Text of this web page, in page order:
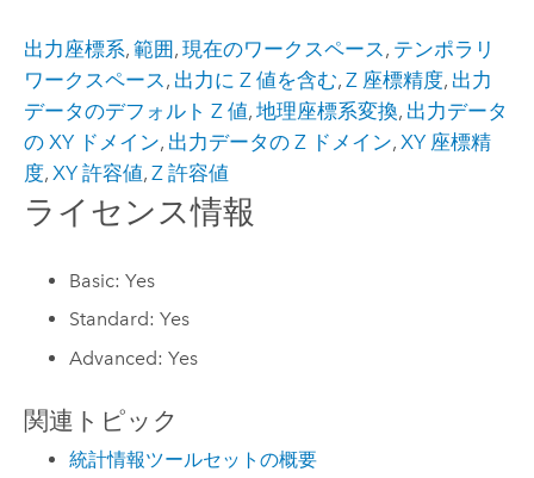
出力座標系, 範囲, 現在のワークスペース , テンポラリ
ワークスペース , 出力に Z 値を含む, Z 座標精度, 出力
データのデフォルト Z 値, 地理座標系変換, 出力データ
の XY ドメイン, 出力データの Z ドメイン, XY 座標精
度, XY 許容値, Z 許容値
ライセンス情報
Basic: Yes
Standard: Yes
Advanced: Yes
関連トピック
統計情報ツールセットの概要